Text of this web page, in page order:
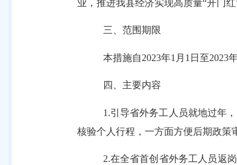
业，推进我县经济实现高质量“开门红”
三、范围期限
本措施自2023年1 月 1 日至2023
四、主要内容
1.引导省外务工人员就地过年
核验个人行程，一方面方便后期政策
2.在全省首创省外务工人员返